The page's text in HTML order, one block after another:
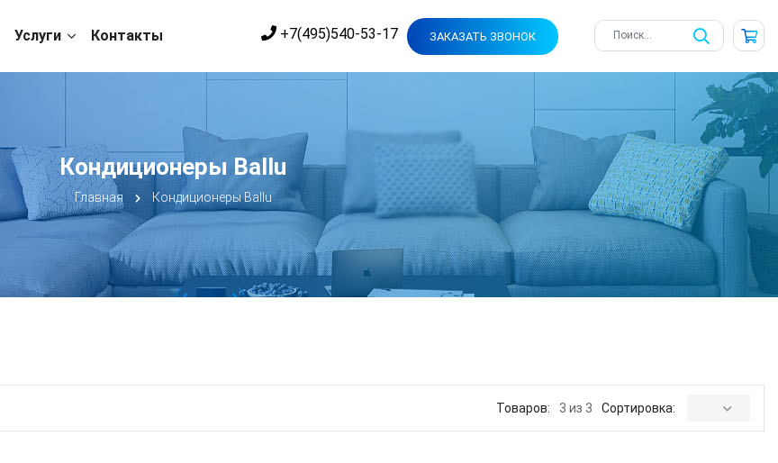
+7(495)540-53-17 ЗАКАЗАТЬ ЗВОНОК
Услуги Контакты
Кондиционеры Ballu
Главная Кондиционеры Ballu
Сортировка:
Товаров: 3 из 3